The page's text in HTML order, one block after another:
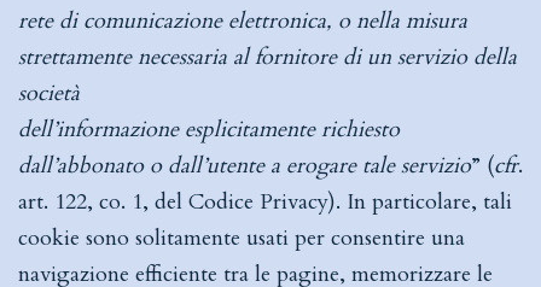
rete di comunicazione elettronica, o nella misura
strettamente necessaria al fornitore di un servizio della
società
dell’informazione esplicitamente richiesto
dall’abbonato o dall’utente a erogare tale servizio” (cfr.
art. 122, co. 1, del Codice Privacy). In particolare, tali
cookie sono solitamente usati per consentire una
navigazione efficiente tra le pagine, memorizzare le